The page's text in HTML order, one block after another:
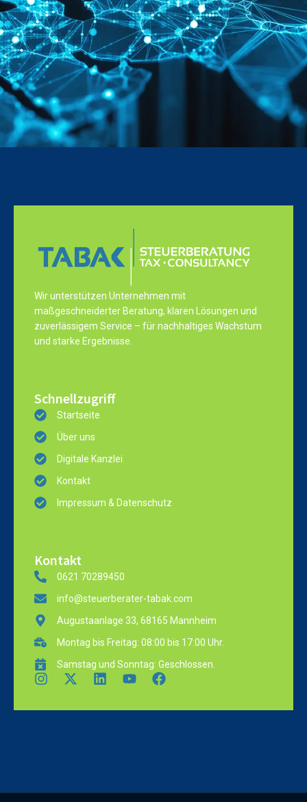
Wir unterstützen Unternehmen mit
maßgeschneiderter Beratung, klaren Lösungen und
zuverlässigem Service – für nachhaltiges Wachstum
und starke Ergebnisse.
Schnellzugriff
Startseite
Über uns
Digitale Kanzlei
Kontakt
Impressum & Datenschutz
Kontakt
0621 70289450
info@steuerberater-tabak.com
Augustaanlage 33, 68165 Mannheim
Montag bis Freitag: 08:00 bis 17:00 Uhr.
Samstag und Sonntag: Geschlossen.